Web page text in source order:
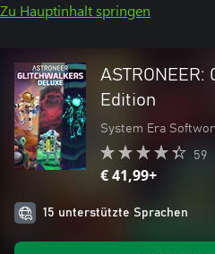
Zu Hauptinhalt springen
Edition
System Era
59
€ 41,99+
15 unterstützte Sprachen